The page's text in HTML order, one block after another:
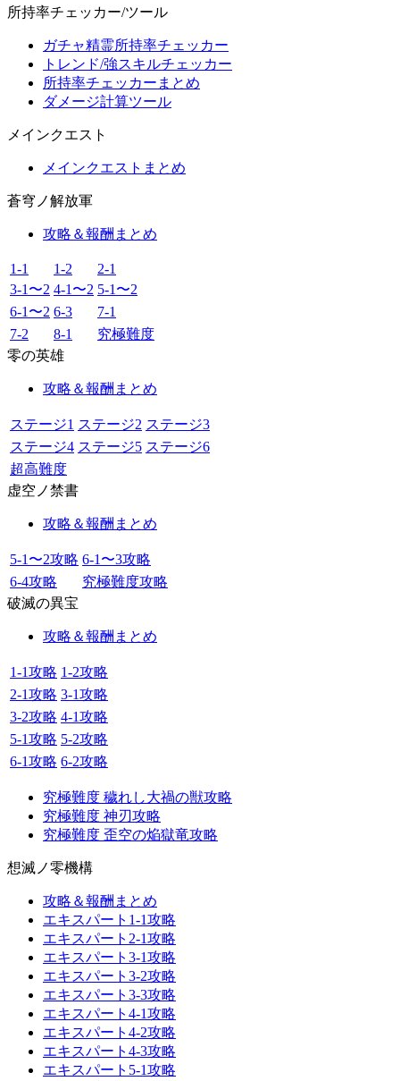
所持率チェッカー/ツール
ガチャ精霊所持率チェッカー
トレンド/強スキルチェッカー
所持率チェッカーまとめ
ダメージ計算ツール
メインクエスト
メインクエストまとめ
蒼穹ノ解放軍
攻略＆報酬まとめ
1-1 1-2
2-1
3-1〜2 4-1〜2 5-1〜2
6-1〜2 6-3
7-1
7-2
8-1
究極難度
零の英雄
攻略＆報酬まとめ
ステージ1 ステージ2 ステージ3
ステージ4 ステージ5 ステージ6
超高難度
虚空ノ禁書
攻略＆報酬まとめ
5-1〜2攻略 6-1〜3攻略
6-4攻略
究極難度攻略
破滅の異宝
攻略＆報酬まとめ
1-1攻略 1-2攻略
2-1攻略 3-1攻略
3-2攻略 4-1攻略
5-1攻略 5-2攻略
6-1攻略 6-2攻略
究極難度 穢れし大禍の獣攻略
究極難度 神刃攻略
究極難度 歪空の焔獄竜攻略
想滅ノ零機構
攻略＆報酬まとめ
エキスパート1-1攻略
エキスパート2-1攻略
エキスパート3-1攻略
エキスパート3-2攻略
エキスパート3-3攻略
エキスパート4-1攻略
エキスパート4-2攻略
エキスパート4-3攻略
エキスパート5-1攻略